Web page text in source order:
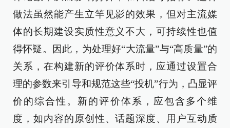
做法虽然能产生立竿见影的效果，但对主流媒
体的长期建设实质性意义不大，可持续性也值
得怀疑。因此，为处理好“大流量”与“高质量”的
关系，在构建新的评价体系时，应通过设置合
理的参数来引导和规范这些“投机”行为，凸显评
价的综合性。新的评价体系，应包含多个维
度，如内容的原创性、话题深度、用户互动质